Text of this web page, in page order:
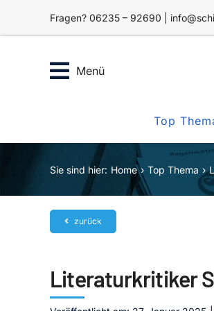
Fragen? 06235 – 92690 |
Menü
Top
Sie sind hier: Home Top Thema
zurück
Literaturkritiker